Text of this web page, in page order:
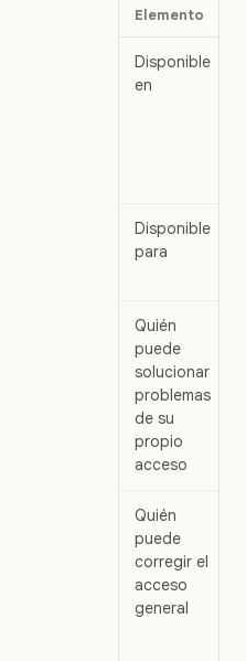
Elemento
Disponible
en
Disponible
para
Quién
puede
solucionar
problemas
de su
propio
acceso
Quién
puede
corregir el
acceso
general